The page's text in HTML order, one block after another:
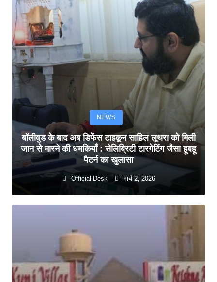
NEWS
बॉलीवुड के बाद अब डिफेंस टाइकून साहिल लूथरा को मिली
जान से मारने की धमकियाँ : सेलिब्रिटी टारगेटिंग जैसा हूबहू
पैटर्न का खुलासा
Official Desk मार्च 2, 2026